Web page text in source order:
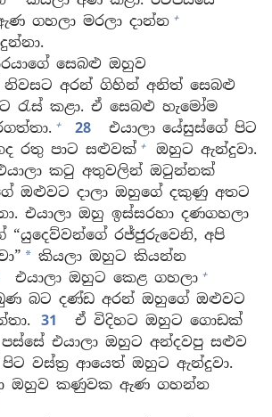
ගහලා මරලා දාන්න +
සෙබළු ඔහුව
නිවසට අරන් ගිහින් අනිත් සෙබළු
රැස් කළා. ඒ සෙබළු හැමෝම
+ 28
එයාලා යේසුස්ගේ පිට
රතු පාට සළුවක් +
ඔහුට ඇන්දුවා.
කටු අතුවලින් ඔටුන්නක්
ඔළුවට දාලා ඔහුගේ දකුණු අතට
එයාලා ඔහු ඉස්සරහා දණගහලා
“යුදෙව්වන්ගේ රජ්ජුරුවෙනි, අපි
* කියලා ඔහුට කියන්න
එයාලා ඔහුට කෙළ ගහලා +
බට දණ්ඩ අරන් ඔහුගේ ඔළුවට
31
ඒ විදිහට ඔහුට ගොඩක්
එයාලා ඔහුට අන්දවපු සළුව
වස්ත්‍ර ආයෙත් ඔහුට ඇන්දුවා.
ඔහුව කණුවක ඇණ ගහන්න